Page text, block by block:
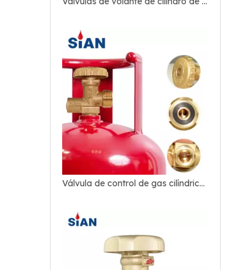
Válvula de control de gas cilíndrico de gaseado de latón lpg f-type f-type pv05